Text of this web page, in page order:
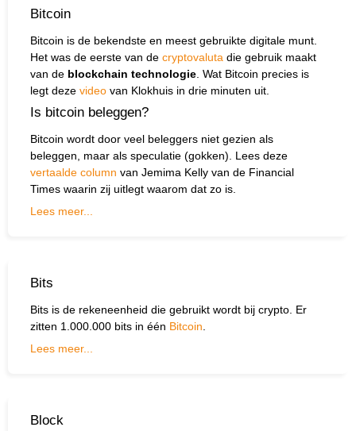
Bitcoin
Bitcoin is de bekendste en meest gebruikte digitale munt.
Het was de eerste van de cryptovaluta die gebruik maakt
van de blockchain technologie . Wat Bitcoin precies is
legt deze video van Klokhuis in drie minuten uit.
Is bitcoin beleggen?
Bitcoin wordt door veel beleggers niet gezien als
beleggen, maar als speculatie (gokken). Lees deze
vertaalde column van Jemima Kelly van de Financial
Times waarin zij uitlegt waarom dat zo is.
Lees meer...
Bits
Bits is de rekeneenheid die gebruikt wordt bij crypto. Er
zitten 1.000.000 bits in één Bitcoin
Lees meer...
Block